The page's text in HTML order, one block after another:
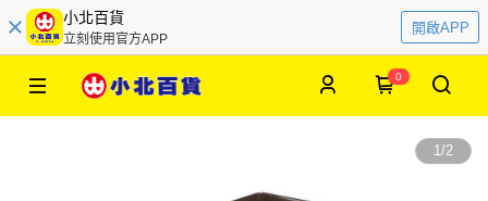
小北百貨
立刻使用官方APP
開啟APP
0
1/2